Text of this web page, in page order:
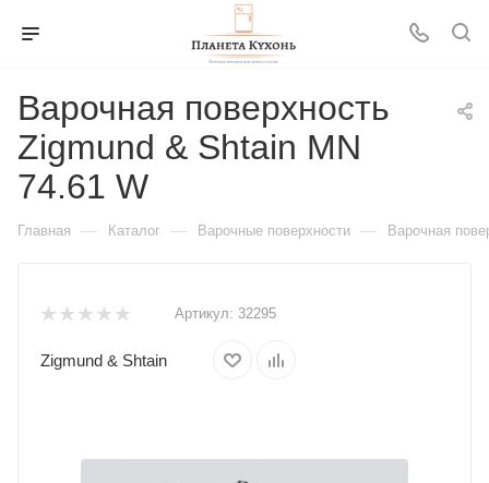
Варочная поверхность
Zigmund & Shtain MN
74.61 W
Главная — Каталог — Варочные поверхности — Варочная
Артикул: 32295
Zigmund & Shtain